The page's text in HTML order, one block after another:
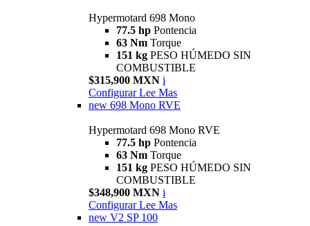
Hypermotard 698 Mono
77.5 hp Pontencia
63 Nm Torque
151 kg PESO HÚMEDO SIN
COMBUSTIBLE
$315,900 MXN i
Configurar Lee Mas
new 698 Mono RVE
Hypermotard 698 Mono RVE
77.5 hp Pontencia
63 Nm Torque
151 kg PESO HÚMEDO SIN
COMBUSTIBLE
$348,900 MXN i
Configurar Lee Mas
new V2 SP 100